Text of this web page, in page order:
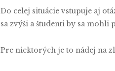
Do celej situácie vstupuje aj
sa zvýši a študenti by sa
Pre niektorých je to nádej na